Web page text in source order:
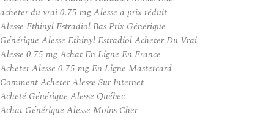
acheter du vrai 0.75 mg Alesse à prix réduit
Alesse Ethinyl Estradiol Bas Prix Générique
Générique Alesse Ethinyl Estradiol Acheter Du Vrai
Alesse 0.75 mg Achat En Ligne En France
Acheter Alesse 0.75 mg En Ligne Mastercard
Comment Acheter Alesse Sur Internet
Acheté Générique Alesse Québec
Achat Générique Alesse Moins Cher